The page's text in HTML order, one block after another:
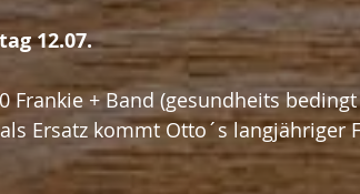
12.07.
Frankie + Band (gesundheits
Ersatz kommt Otto´s langjähriger